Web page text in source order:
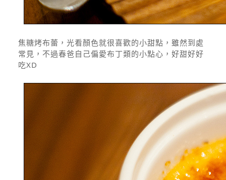
焦糖烤布蕾，光看顏色就很喜歡的小甜點，雖然到處
常見，不過春爸自己偏愛布丁類的小點心，好甜好好
吃XD